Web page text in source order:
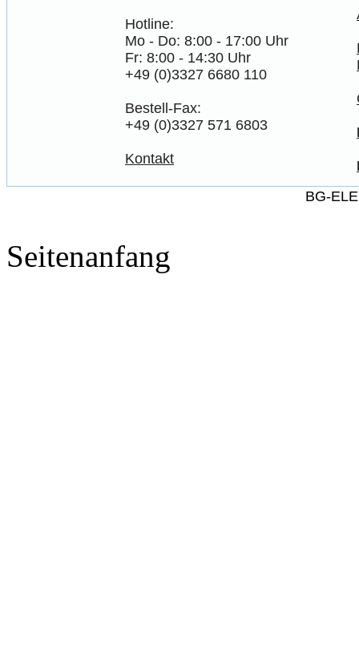
Hotline:
Mo - Do: 8:00 - 17:00 Uhr
Fr: 8:00 - 14:30 Uhr
+49 (0)3327 6680 110
Bestell-Fax:
+49 (0)3327 571 6803
Kontakt
BG-
Seitenanfang